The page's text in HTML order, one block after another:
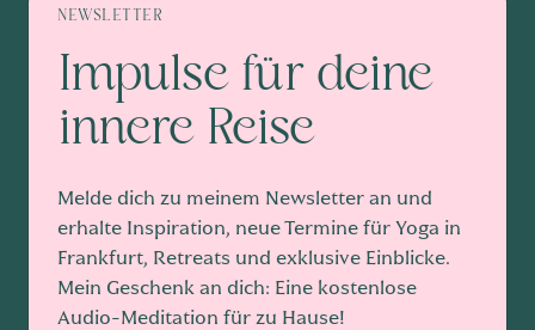
NEWSLETTER
Impulse für deine
innere Reise
Melde dich zu meinem Newsletter an und
erhalte Inspiration, neue Termine für Yoga in
Frankfurt, Retreats und exklusive Einblicke.
Mein Geschenk an dich: Eine kostenlose
Audio-Meditation für zu Hause!